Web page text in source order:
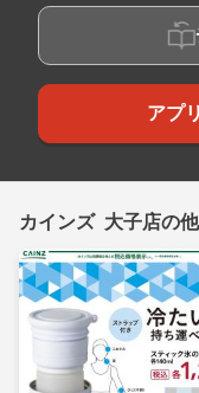
アプ
カインズ 大子店の